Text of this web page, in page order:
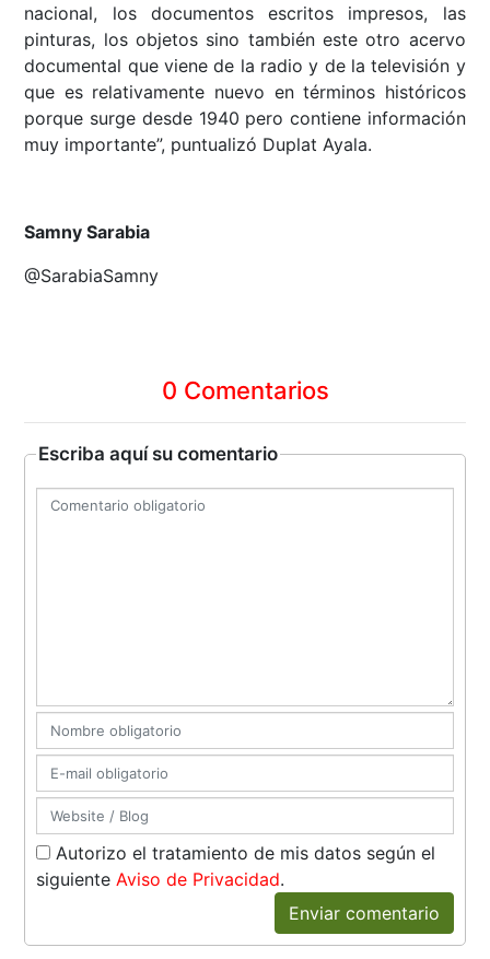
nacional, los documentos escritos impresos, las
pinturas, los objetos sino también este otro acervo
documental que viene de la radio y de la televisión y
que es relativamente nuevo en términos históricos
porque surge desde 1940 pero contiene información
muy importante”, puntualizó Duplat Ayala.
Samny Sarabia
@SarabiaSamny
0 Comentarios
Escriba aquí su comentario
Autorizo el tratamiento de mis datos según el
siguienteAviso de Privacidad.
Enviar comentario